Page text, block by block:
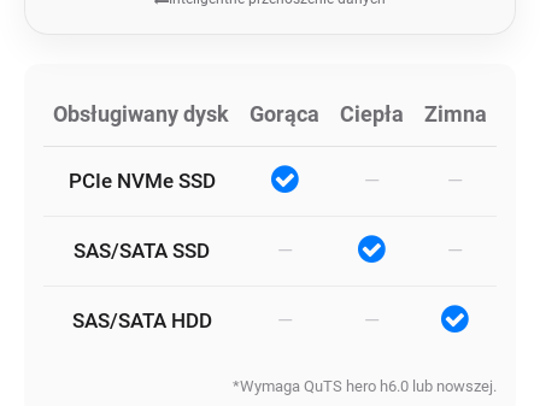
Obsługiwany dysk Gorąca Ciepła Zimna
PCIe NVMe SSD — —
SAS/SATA SSD — —
SAS/SATA HDD — —
*Wymaga QuTS hero h6.0 lub nowszej.